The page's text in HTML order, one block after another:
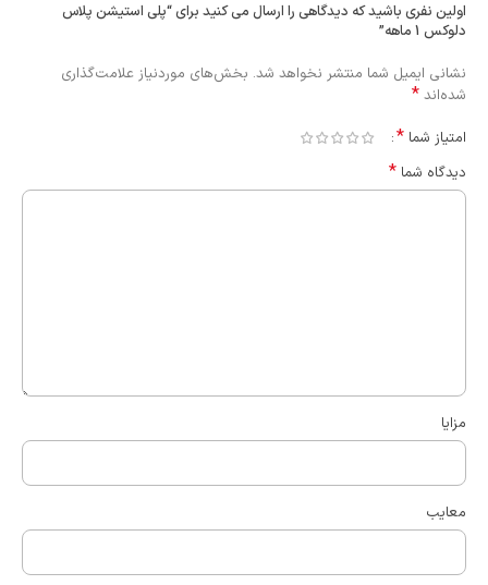
اولین نفری باشید که دیدگاهی را ارسال می کنید برای “پلی استیشن پلاس
دلوکس 1 ماهه”
نشانی ایمیل شما منتشر نخواهد شد. بخش‌های موردنیاز علامت‌گذاری
شده‌اند *
امتیاز شما *
دیدگاه شما *
مزایا
معایب